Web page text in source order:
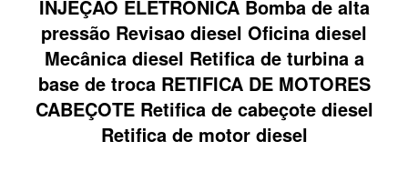
INJEÇÃO ELETRONICA Bomba de alta
pressão Revisao diesel Oficina diesel
Mecânica diesel Retifica de turbina a
base de troca RETIFICA DE MOTORES
CABEÇOTE Retifica de cabeçote diesel
Retifica de motor diesel